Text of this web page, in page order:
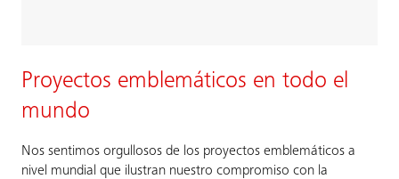
Proyectos emblemáticos en todo el
mundo​
Nos sentimos orgullosos de los proyectos emblemáticos a
nivel mundial que ilustran nuestro compromiso con la